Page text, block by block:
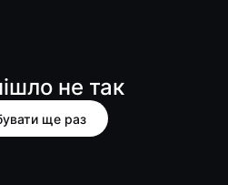
не так
ще раз